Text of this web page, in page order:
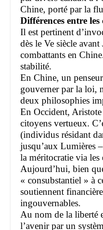
Chine, porté par la
Différences entre
Il est pertinent
dès le Ve siècle
combattants en
stabilité.
En Chine, un
gouverner par la loi,
deux philosophies
En Occident,
citoyens vertueux.
(individus résidant
jusqu’aux Lumières
la méritocratie via
Aujourd’hui, bien
« consubstantiel » à
soutiennent
ingouvernables.
Au nom de la liberté
l’avenir par un